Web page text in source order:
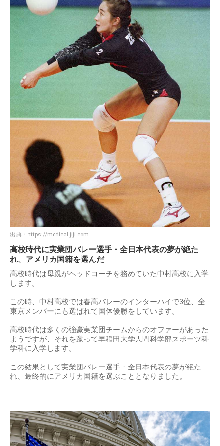
出典： https://medical.jiji.com
高校時代に実業団バレー選手・全日本代表の夢が絶た
れ、アメリカ国籍を選んだ
高校時代は母親がヘッドコーチを務めていた中村高校に入学
します。
この時、中村高校では春高バレーのインターハイで3位、全
東京メンバーにも選ばれて国体優勝をしています。
高校時代は多くの強豪実業団チームからのオファーがあった
ようですが、それを蹴って早稲田大学人間科学部スポーツ科
学科に入学します。
この結果として実業団バレー選手・全日本代表の夢が絶た
れ、最終的にアメリカ国籍を選ぶこととなりました。